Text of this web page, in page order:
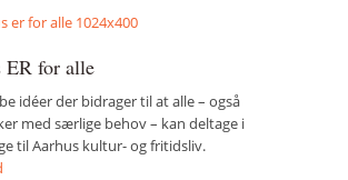
ER for alle
idéer der bidrager til at alle – også
med særlige behov – kan deltage i
til Aarhus kultur- og fritidsliv.